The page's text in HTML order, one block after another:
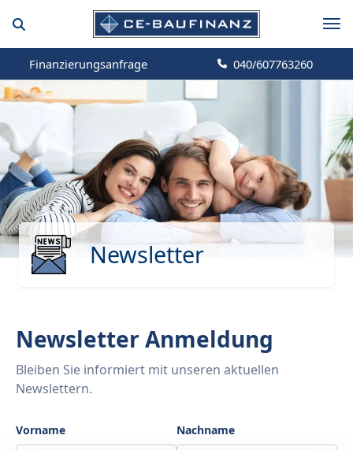
Finanzierungsanfrage 040/607763260
Newsletter
Newsletter Anmeldung
Bleiben Sie informiert mit unseren aktuellen
Newslettern.
Vorname Nachname